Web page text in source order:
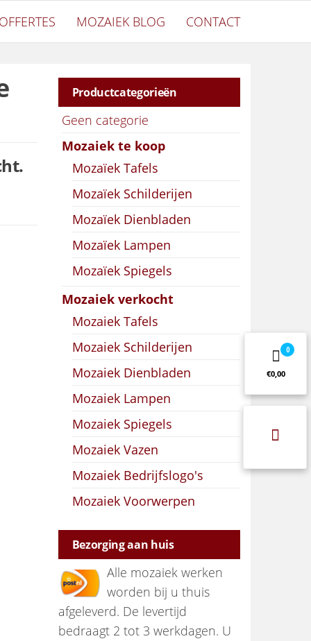
OFFERTES MOZAIEK BLOG CONTACT
Productcategorieën
Geen categorie
Mozaiek te koop
Mozaïek Tafels
Mozaïek Schilderijen
Mozaïek Dienbladen
Mozaïek Lampen
Mozaïek Spiegels
Mozaiek verkocht
Mozaiek Tafels
Mozaiek Schilderijen
Mozaiek Dienbladen
Mozaiek Lampen
Mozaiek Spiegels
Mozaiek Vazen
Mozaiek Bedrijfslogo's
Mozaiek Voorwerpen
Bezorging aan huis
Alle mozaiek werken
worden bij u thuis
afgeleverd. De levertijd
bedraagt 2 tot 3 werkdagen. U
0
€0,00